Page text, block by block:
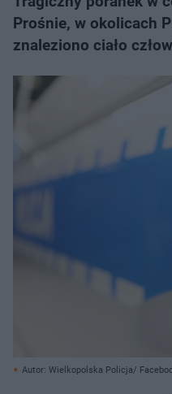
Prośnie, w okolicach
znaleziono ciało
Autor: Wielkopolska Policja/